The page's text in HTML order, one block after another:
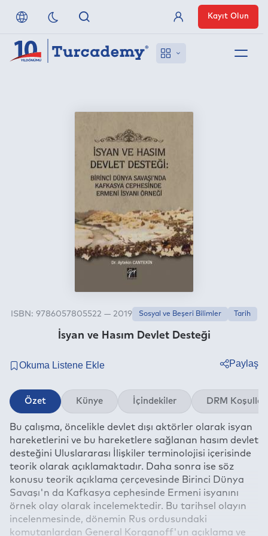
Anlaşmalı Yayınevleri
Üye Girişi
Kayıt Olun
İsyan ve Hasım Devlet Desteği
ISBN: 9786057805522 — 2019 Sosyal ve Beşeri Bilimler Tarih
Paylaş
Twitter
Linkedin
Whatsapp
E-mail
Özet Künye İçindekiler DRM Koşulları
Bu çalışma, öncelikle devlet dışı aktörler olarak isyan
hareketlerini ve bu hareketlere sağlanan hasım devlet
desteğini Uluslararası İlişkiler terminolojisi içerisinde
teorik olarak açıklamaktadır. Daha sonra ise söz
konusu teorik açıklama çerçevesinde Birinci Dünya
Savaşı'n da Kafkasya cephesinde Ermeni isyanını
örnek olay olarak incelemektedir. Bu tarihsel olayın
incelenmesinde, dönemin Rus ordusundaki
komutanlardan General Korganoff'un açıklama ve